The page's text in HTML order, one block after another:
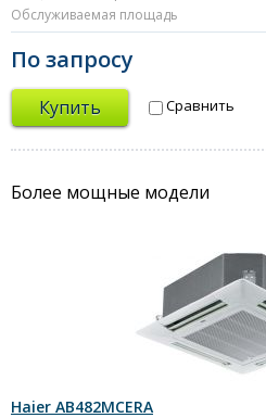
Обслуживаемая площадь
По запросу
Купить Сравнить
Более мощные модели
Haier AB482MCERA